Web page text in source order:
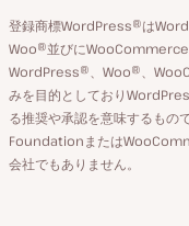
り
替
え
登録商標WordPress®は
Woo®並びに
WordPress®、Woo®、
みを目的としており
る推奨や承認を意味するも
Foundationまたは
会社でもありません。